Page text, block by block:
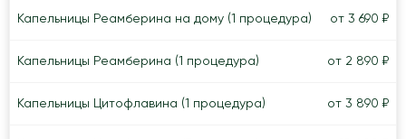
Капельницы Реамберина на дому (1 процедура) от 3 690 ₽
Капельницы Реамберина (1 процедура) от 2 890 ₽
Капельницы Цитофлавина (1 процедура) от 3 890 ₽